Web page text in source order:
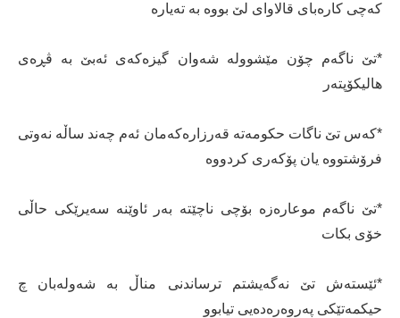
کەچی کارەبای قالاوای لێ بووە بە تەیارە
*تێ ناگەم چۆن مێشوولە شەوان گیزەکەی ئەبێ بە ڤڕەی
ھالیکۆپتەر
*کەس تێ ناگات حکومەتە قەرزارەکەمان ئەم چەند ساڵە نەوتی
فرۆشتووە یان پۆکەری کردووە
*تێ ناگەم موعارەزە بۆچی ناچێتە بەر ئاوێنە سەیرێکی حاڵی
خۆی بکات
*ئێستەش تێ نەگەیشتم ترساندنی مناڵ بە شەولەبان چ
حیکمەتێکی پەروەرەدەیی تیابوو